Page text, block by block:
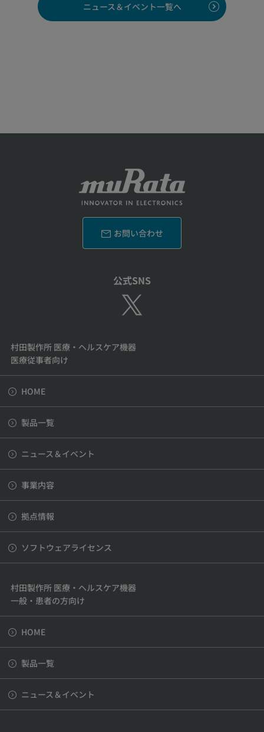
ニュース＆イベント一覧へ
お問い合わせ
公式SNS
村田製作所 医療・ヘルスケア機器
医療従事者向け
HOME
製品一覧
ニュース＆イベント
事業内容
拠点情報
ソフトウェアライセンス
村田製作所 医療・ヘルスケア機器
一般・患者の方向け
HOME
製品一覧
ニュース＆イベント